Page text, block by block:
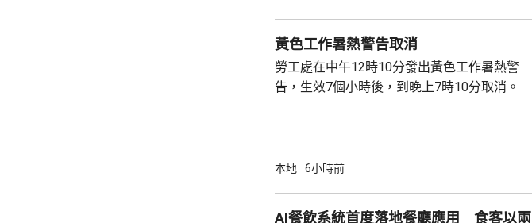
黃色工作暑熱警告取消
勞工處在中午12時10分發出黃色工作暑熱警
告，生效7個小時後，到晚上7時10分取消。
本地 6小時前
AI餐飲系統首度落地餐廳應用 食客以兩